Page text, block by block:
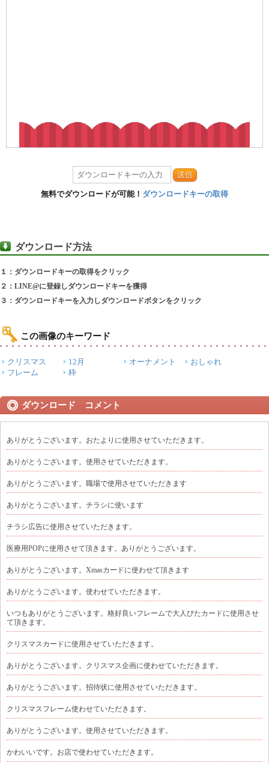
送信
無料でダウンロードが可能！ ダウンロードキーの取得
ダウンロード方法
１：ダウンロードキーの取得をクリック
２：LINE@に登録しダウンロードキーを獲得
３：ダウンロードキーを入力しダウンロードボタンをクリック
この画像のキーワード
クリスマス 12月 オーナメント
おしゃれ
フレーム
枠
ダウンロード コメント
ありがとうございます。おたよりに使用させていただきます。
ありがとうございます。使用させていただきます。
ありがとうございます。職場で使用させていただきます
ありがとうございます。チラシに使います
チラシ広告に使用させていただきます。
医療用POPに使用させて頂きます。ありがとうございます。
ありがとうございます。Xmasカードに使わせて頂きます
ありがとうございます。使わせていただきます。
いつもありがとうございます。格好良いフレームで大人びたカードに使用させ
て頂きます。
クリスマスカードに使用させていただきます。
ありがとうございます。クリスマス企画に使わせていただきます。
ありがとうございます。招待状に使用させていただきます。
クリスマスフレーム使わせていただきます。
ありがとうございます。使用させていただきます。
かわいいです。お店で使わせていただきます。